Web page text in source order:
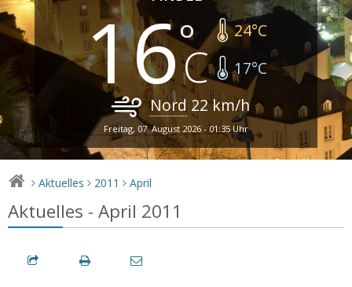
16 24°C
17°C
Nord 22km/h
Freitag, 07. August 2026 - 01:35 Uhr
> Aktuelles > 2011 > April
Aktuelles - April 2011